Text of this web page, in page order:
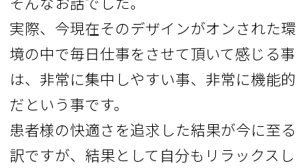
実際、今現在そのデザインがオンされた環
境の中で毎日仕事をさせて頂いて感じる事
は、非常に集中しやすい事、非常に機能的
だという事です。
患者様の快適さを追求した結果が今に至る
訳ですが、結果として自分もリラックスし